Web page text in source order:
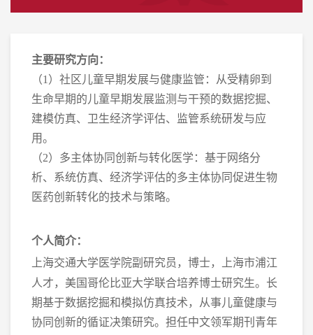
主要研究方向：
（1 ）社区儿童早期发展与健康监管：从受精卵到
生命早期的儿童早期发展监测与干预的数据挖掘、
建模仿真、卫生经济学评估、监管系统研发与应
用。
（2）多主体协同创新与转化医学：基于网络分
析、系统仿真、经济学评估的多主体协同促进生物
医药创新转化的技术与策略。
个人简介：
上海交通大学医学院副研究员，博士，上海市浦江
人才，美国哥伦比亚大学联合培养博士研究生。长
期基于数据挖掘和模拟仿真技术，从事儿童健康与
协同创新的循证决策研究。担任中文领军期刊青年